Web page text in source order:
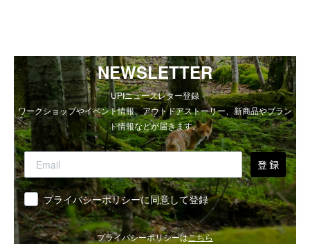
NEWSLETTER
UPIニュースレター登録
ワークショップやイベント情報、アウトドアストーリー、新商品やブラン
ド情報などが届きます。
登 録
同意 プライバシーポリシーに同意して登録
プライバシーポリシーはこちら